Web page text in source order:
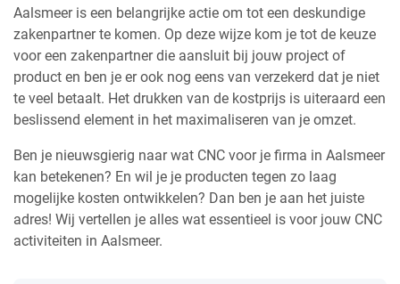
Aalsmeer is een belangrijke actie om tot een deskundige
zakenpartner te komen. Op deze wijze kom je tot de keuze
voor een zakenpartner die aansluit bij jouw project of
product en ben je er ook nog eens van verzekerd dat je niet
te veel betaalt. Het drukken van de kostprijs is uiteraard een
beslissend element in het maximaliseren van je omzet.
Ben je nieuwsgierig naar wat CNC voor je firma in Aalsmeer
kan betekenen? En wil je je producten tegen zo laag
mogelijke kosten ontwikkelen? Dan ben je aan het juiste
adres! Wij vertellen je alles wat essentieel is voor jouw CNC
activiteiten in Aalsmeer.